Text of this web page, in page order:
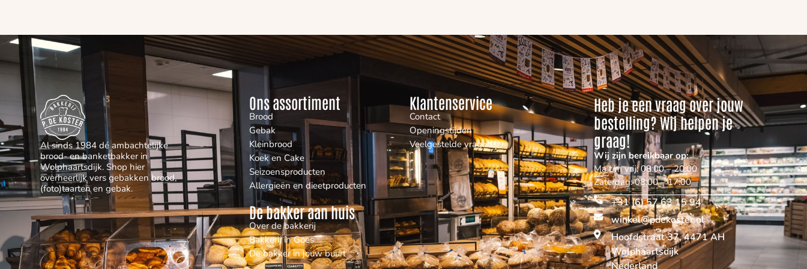
Al sinds 1984 dé ambachtelijke
brood- en banketbakker in
Wolphaartsdijk. Shop hier
overheerlijk vers gebakken brood,
(foto)taarten en gebak.
Ons assortiment
Brood
Gebak
Kleinbrood
Koek en Cake
Seizoensproducten
Allergieën en dieetproducten
De bakker aan huis
Over de bakkerij
Bakkerij in Goes
De bakker in jouw buurt
Klantenservice
Contact
Openingstijden
Veelgestelde vragen
Heb je een vraag over jouw
bestelling? Wij helpen je
graag!
Wij zijn bereikbaar op:
Ma t/m vrij: 08:00 – 20:00
Zaterdag: 08:00 – 17:00
+31 (6) 57 63 15 94
winkel@pdekoster.nl
Hoofdstraat 37, 4471 AH
Wolphaartsdijk
Nederland